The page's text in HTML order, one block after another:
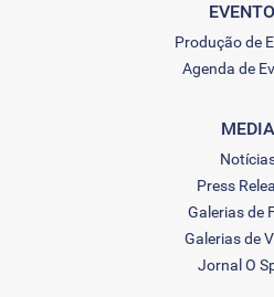
Produção de
Agenda de
MEDIA
Press
Galerias de
Galerias de
Jornal O